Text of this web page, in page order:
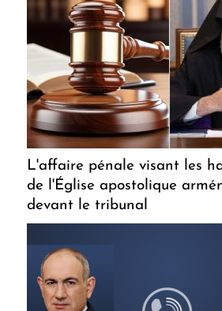
L'affaire pénale visant les
de l'Église apostolique
devant le tribunal